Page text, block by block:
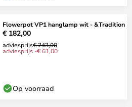
Flowerpot VP1 hanglamp wit - &Tradition
€ 182,00
adviesprijs€ 243,00
adviesprijs -€ 61,00
Op voorraad